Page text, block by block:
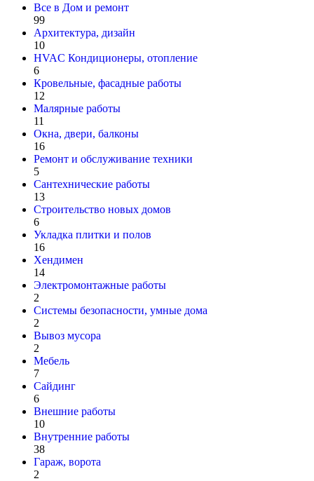
Все в Дом и ремонт
99
Архитектура, дизайн
10
HVAC Кондиционеры, oтопление
6
Кровельные, фасадные работы
12
Малярные работы
11
Окна, двери, балконы
16
Ремонт и обслуживание техники
5
Сантехнические работы
13
Строительство новых домов
6
Укладка плитки и полов
16
Хендимен
14
Электромонтажные работы
2
Системы безопасности, умные дома
2
Вывоз мусора
2
Мебель
7
Сайдинг
6
Внешние работы
10
Внутренние работы
38
Гараж, ворота
2